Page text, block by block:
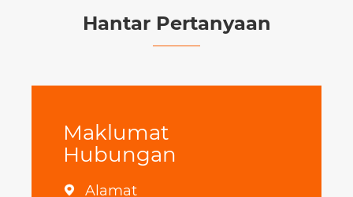
Hantar Pertanyaan
Maklumat
Hubungan
 Alamat